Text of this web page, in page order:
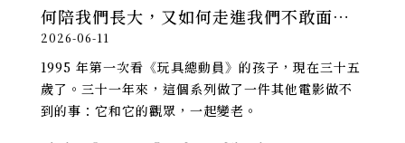
何陪我們長大，又如何走進我們不敢面對
的房間
2026-06-11
1995 年第一次看《玩具總動員》的孩子，現在三十五
歲了。三十一年來，這個系列做了一件其他電影做不
到的事：它和它的觀眾，一起變老。